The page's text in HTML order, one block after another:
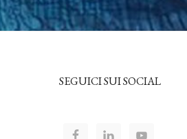
SEGUICI SUI SOCIAL